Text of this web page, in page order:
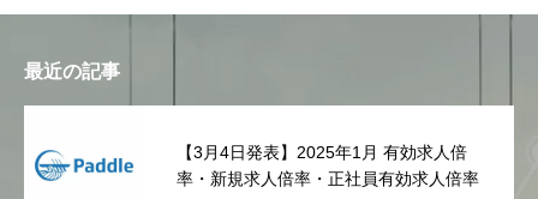
最近の記事
【3月4日発表】2025年1月 有効求人倍
率・新規求人倍率・正社員有効求人倍率